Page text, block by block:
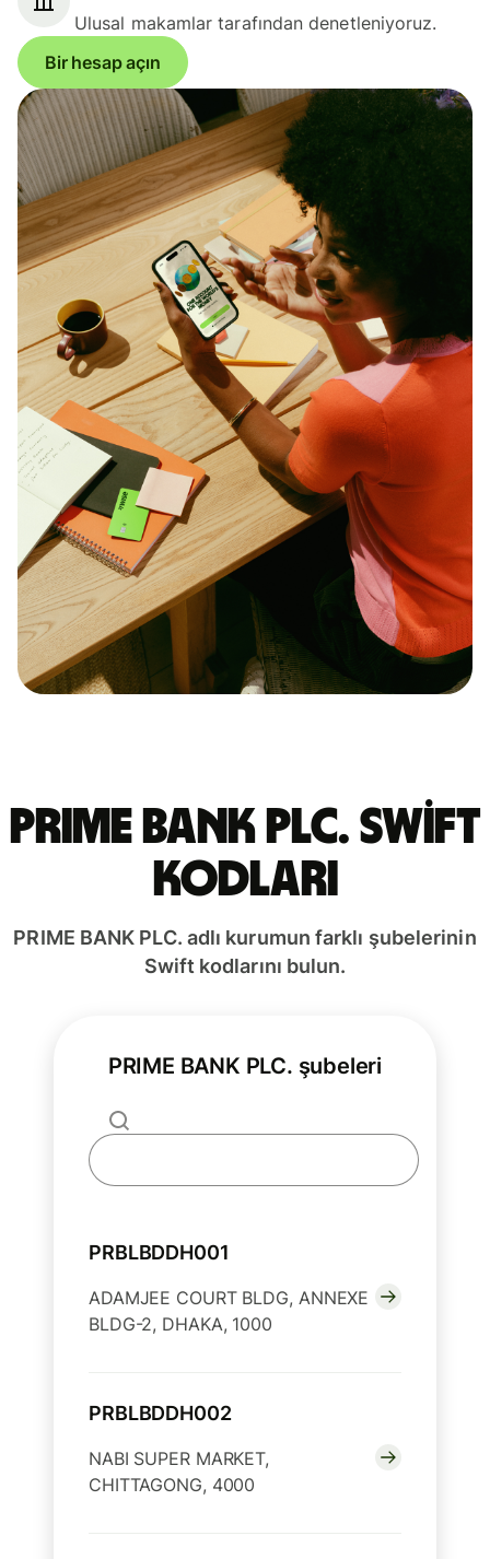
Ulusal makamlar tarafından denetleniyoruz.
Bir hesap açın
PRIME BANK PLC. Swift
kodları
PRIME BANK PLC. adlı kurumun farklı şubelerinin
Swift kodlarını bulun.
PRIME BANK PLC. şubeleri
PRBLBDDH001
ADAMJEE COURT BLDG, ANNEXE
BLDG-2, DHAKA, 1000
PRBLBDDH002
NABI SUPER MARKET,
CHITTAGONG, 4000